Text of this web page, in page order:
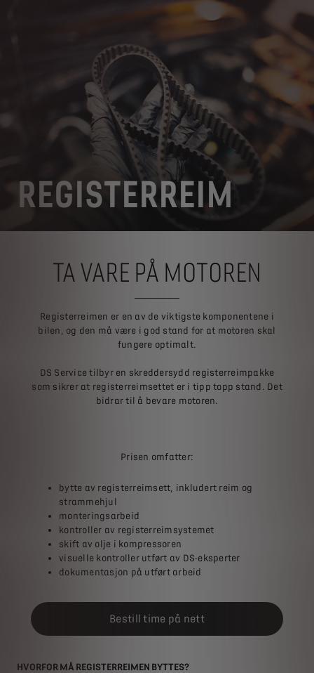
REGISTERREIM
TA VARE PÅ MOTOREN
Registerreimen er en av de viktigste komponentene i
bilen, og den må være i god stand for at motoren skal
fungere optimalt.
DS Service tilbyr en skreddersydd registerreimpakke
som sikrer at registerreimsettet er i tipp topp stand. Det
bidrar til å bevare motoren.
Prisen omfatter:
bytte av registerreimsett, inkludert reim og
strammehjul
monteringsarbeid
kontroller av registerreimsystemet
skift av olje i kompressoren
visuelle kontroller utført av DS-eksperter
dokumentasjon på utført arbeid
Bestill time på nett
HVORFOR MÅ REGISTERREIMEN BYTTES?